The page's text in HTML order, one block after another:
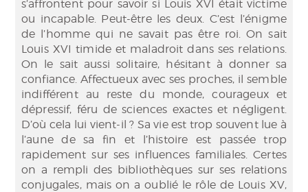
s’affrontent pour savoir si Louis XVI était victime
ou incapable. Peut-être les deux. C’est l’énigme
de l’homme qui ne savait pas être roi. On sait
Louis XVI timide et maladroit dans ses relations.
On le sait aussi solitaire, hésitant à donner sa
confiance. Affectueux avec ses proches, il semble
indifférent au reste du monde, courageux et
dépressif, féru de sciences exactes et négligent.
D’où cela lui vient-il ? Sa vie est trop souvent lue à
l’aune de sa fin et l’histoire est passée trop
rapidement sur ses influences familiales. Certes
on a rempli des bibliothèques sur ses relations
conjugales, mais on a oublié le rôle de Louis XV,